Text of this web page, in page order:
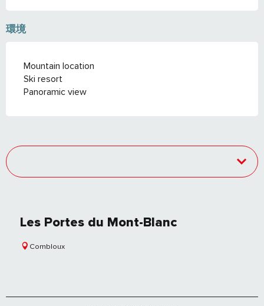
環境
Mountain location
Ski resort
Panoramic view
Les Portes du Mont-Blanc
Combloux